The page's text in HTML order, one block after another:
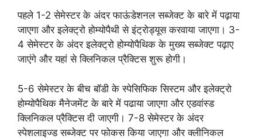
पहले 1-2 सेमेस्टर के अंदर फाऊंडेशनल सब्जेक्ट के बारे में पढ़ाया
जाएगा और इलेक्ट्रो होम्योपैथी से इंट्रोड्यूस करवाया जाएगा। 3-
4 सेमेस्टर के अंदर इलेक्ट्रो होम्योपैथिक के मुख्य सब्जेक्ट पढ़ाए
जाएंगे और यहां से क्लिनिकल प्रैक्टिस शुरू होगी।
5-6 सेमेस्टर के बीच बॉडी के स्पेसिफिक सिस्टम और इलेक्ट्रो
होम्योपैथिक मैनेजमेंट के बारे में पढाया जाएगा और एडवांस्ड
क्लिनिकल प्रैक्टिस दी जाएगी। 7-8 सेमेस्टर के अंदर
स्पेशलाइज्ड सब्जेक्ट पर फोकस किया जाएगा और क्लीनिकल